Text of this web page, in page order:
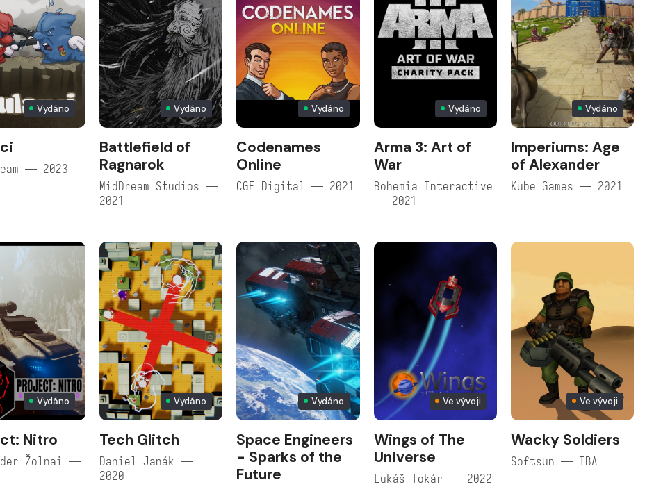
Vydáno
— 2023
Vydáno
Battlefield of
Ragnarok
MidDream Studios —
2021
Vydáno
Codenames
Online
CGE Digital — 2021
Vydáno
Arma 3: Art of
War
Bohemia Interactive
— 2021
Vydáno
Imperiums: Age
of Alexander
Kube Games — 2021
Vydáno
Nitro
Žolnai —
Vydáno
Tech Glitch
Daniel Janák —
2020
Vydáno
Space Engineers
- Sparks of the
Future
Ve vývoji
Wings of The
Universe
Lukáš Tokár — 2022
Ve vývoji
Wacky Soldiers
Softsun — TBA